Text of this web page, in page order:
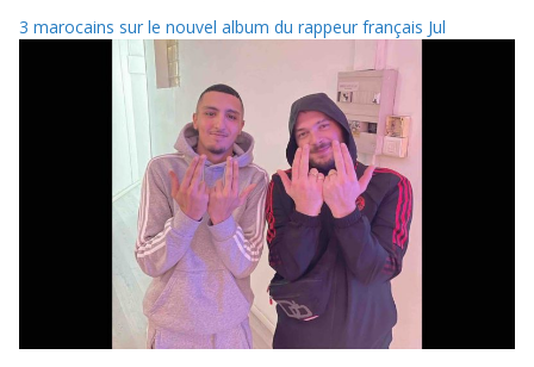
3 marocains sur le nouvel album du rappeur français Jul